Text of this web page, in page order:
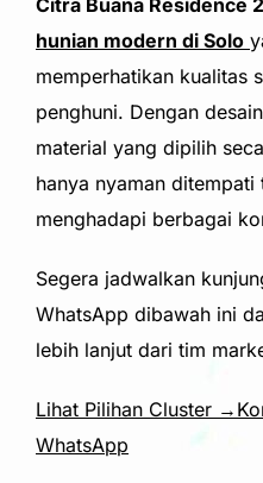
Citra Buana Residence 2
hunian modern di Solo
memperhatikan kualitas
penghuni. Dengan
material yang dipilih
hanya nyaman
menghadapi berbagai
Segera jadwalkan
WhatsApp dibawah ini
lebih lanjut dari tim
Lihat Pilihan Cluster →
WhatsApp